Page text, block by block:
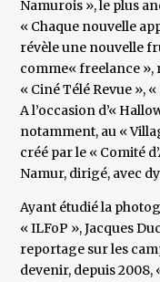
Namurois », le plus
« Chaque nouvelle
révèle une nouvelle
comme« freelance »,
« Ciné Télé Revue »,
A l’occasion d’«
notamment, au «
créé par le « Comité
Namur, dirigé, avec
Ayant étudié la
« ILFoP », Jacques
reportage sur les
devenir, depuis